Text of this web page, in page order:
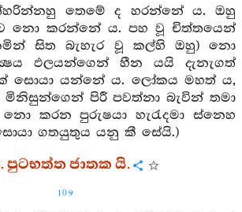
තෙමේ ද හරන්නේ ය. ඔහු
නො කරන්නේ ය. පහ වූ චිත්තයෙන්
සිත බැහැර වූ කල්හි ඔහු) නො
ඵලයන්ගෙන් හීන යයි දැනැගත්
සොයා යන්නේ ය. ලෝකය මහත් ය,
මිනිසුන්ගෙන් පිරී පවත්නා බැවින් තමා
කරන පුරුෂයා හැරැදමා ස්නෙහ
ගතයුතුය යනු කී සේයි.)
පුටභත්ත ජාතක යි.
109